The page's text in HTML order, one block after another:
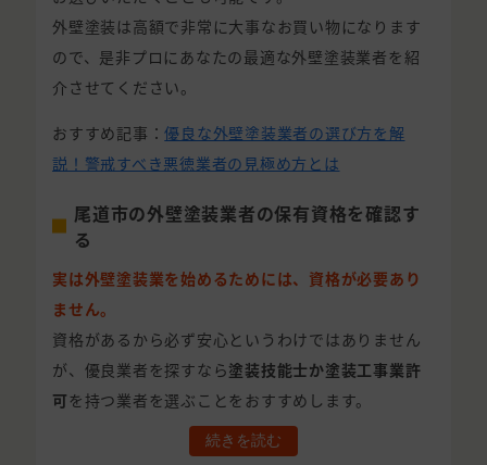
外壁塗装は高額で非常に大事なお買い物になります
ので、是非プロにあなたの最適な外壁塗装業者を紹
介させてください。
おすすめ記事：優良な外壁塗装業者の選び方を解
説！警戒すべき悪徳業者の見極め方とは
尾道市の外壁塗装業者の保有資格を確認す
る
実は外壁塗装業を始めるためには、資格が必要あり
ません。
資格があるから必ず安心というわけではありません
が、優良業者を探すなら塗装技能士か塗装工事業許
可 を持つ業者を選ぶことをおすすめします。
続きを読む